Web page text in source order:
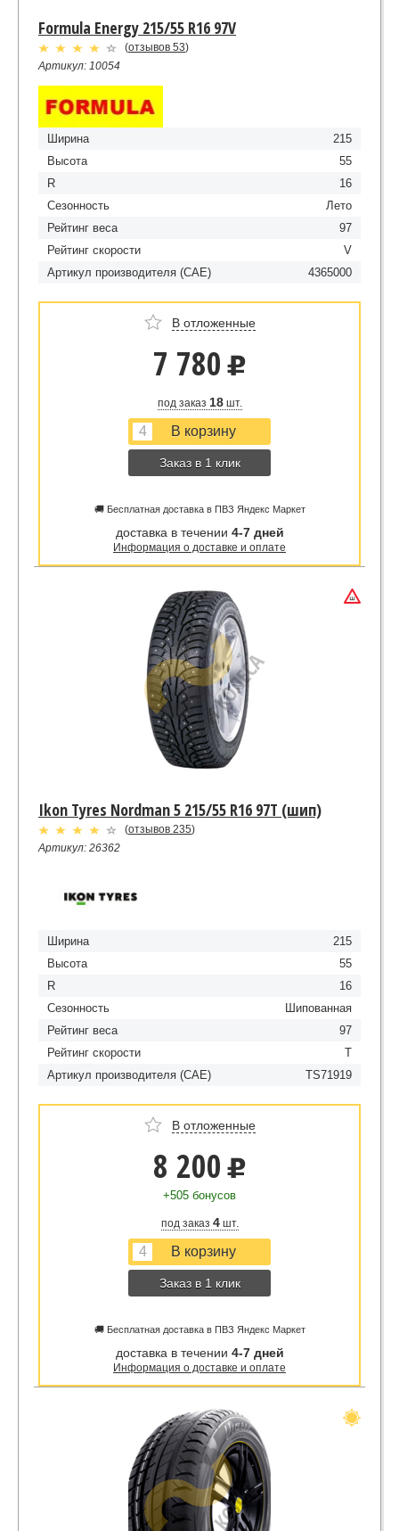
Formula Energy 215/55 R16 97V
(отзывов 53)
Артикул: 10054
Ширина
215
Высота
55
R
16
Сезонность
Лето
Рейтинг веса
97
Рейтинг скорости
V
Артикул производителя (CAE)
4365000
В отложенные
7 780 u
под заказ 18шт.
Заказ в 1 клик
🚚 Бесплатная доставка в ПВЗ Яндекс Маркет
доставка в течении 4-7 дней
Информация о доставке и оплате
Ikon Tyres Nordman 5 215/55 R16 97T (шип)
(отзывов 235)
Артикул: 26362
Ширина
215
Высота
55
R
16
Сезонность
Шипованная
Рейтинг веса
97
Рейтинг скорости
T
Артикул производителя (CAE)
TS71919
В отложенные
8 200 u
+505 бонусов
под заказ 4шт.
Заказ в 1 клик
🚚 Бесплатная доставка в ПВЗ Яндекс Маркет
доставка в течении 4-7 дней
Информация о доставке и оплате